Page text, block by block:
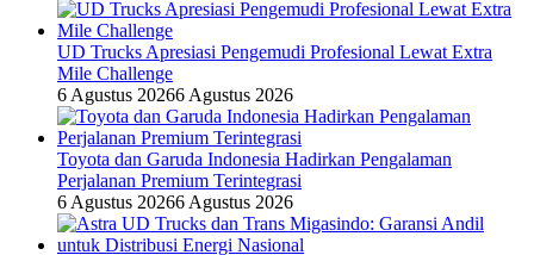
UD Trucks Apresiasi Pengemudi Profesional Lewat Extra
Mile Challenge
6 Agustus 20266 Agustus 2026
Toyota dan Garuda Indonesia Hadirkan Pengalaman
Perjalanan Premium Terintegrasi
6 Agustus 20266 Agustus 2026